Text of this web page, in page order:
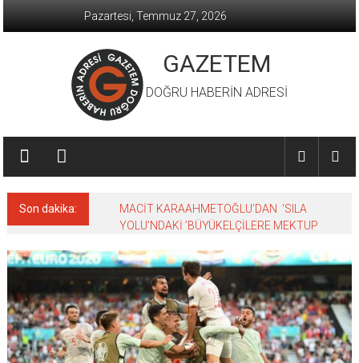
Pazartesi, Temmuz 27, 2026
GAZETEM
DOĞRU HABERİN ADRESİ
Son dakika:
MACİT KARAAHMETOĞLU’DAN ‘SILA
YOLU’NDAKİ ’BÜYÜKELÇİLERE MEKTUP